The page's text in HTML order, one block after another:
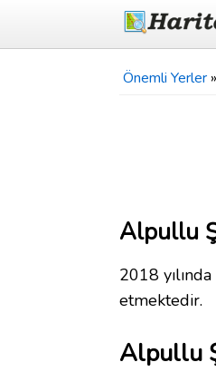
Önemli Yerler »
Alpullu
2018
etmektedir.
Alpullu